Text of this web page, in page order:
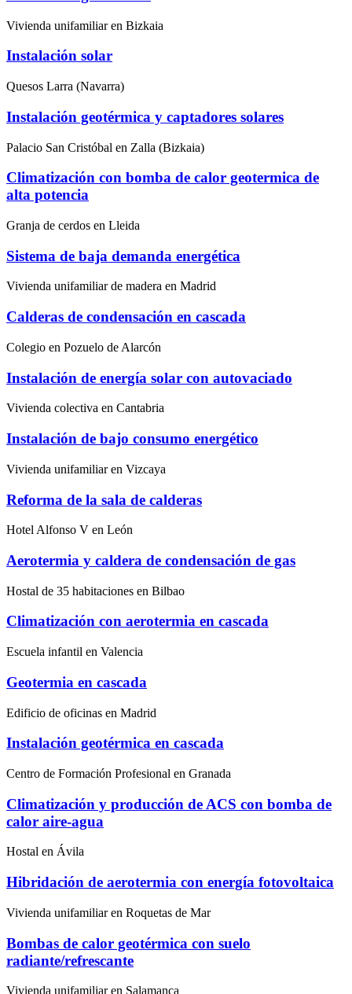
Vivienda unifamiliar en Bizkaia
Instalación solar
Quesos Larra (Navarra)
Instalación geotérmica y captadores solares
Palacio San Cristóbal en Zalla (Bizkaia)
Climatización con bomba de calor geotermica de
alta potencia
Granja de cerdos en Lleida
Sistema de baja demanda energética
Vivienda unifamiliar de madera en Madrid
Calderas de condensación en cascada
Colegio en Pozuelo de Alarcón
Instalación de energía solar con autovaciado
Vivienda colectiva en Cantabria
Instalación de bajo consumo energético
Vivienda unifamiliar en Vizcaya
Reforma de la sala de calderas
Hotel Alfonso V en León
Aerotermia y caldera de condensación de gas
Hostal de 35 habitaciones en Bilbao
Climatización con aerotermia en cascada
Escuela infantil en Valencia
Geotermia en cascada
Edificio de oficinas en Madrid
Instalación geotérmica en cascada
Centro de Formación Profesional en Granada
Climatización y producción de ACS con bomba de
calor aire-agua
Hostal en Ávila
Hibridación de aerotermia con energía fotovoltaica
Vivienda unifamiliar en Roquetas de Mar
Bombas de calor geotérmica con suelo
radiante/refrescante
Vivienda unifamiliar en Salamanca